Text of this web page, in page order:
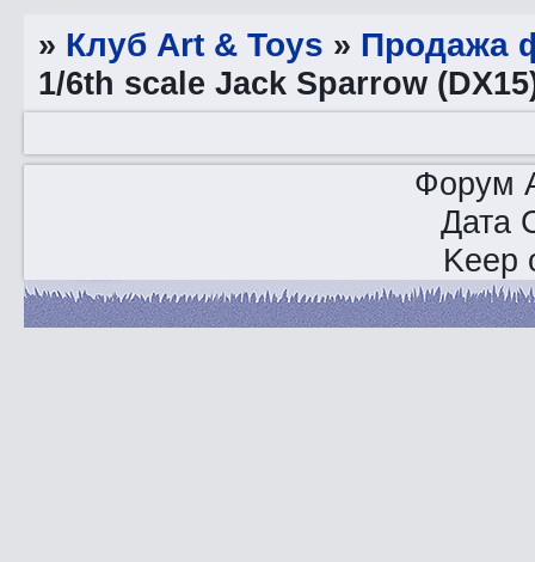
» Клуб Art & Toys » Продажа
1/6th scale Jack Sparrow
Форум
Дата
Keep